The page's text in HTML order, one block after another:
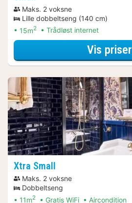
Maks. 2 voksne
Lille dobbeltseng (140 cm)
15m2 Trådløst internet
Vis priser
Xtra Small
Maks. 2 voksne
Dobbeltseng
11m2 Gratis WiFi Aircondition